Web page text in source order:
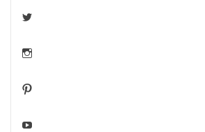
Twitter
Instagram
Pinterest
YouTube